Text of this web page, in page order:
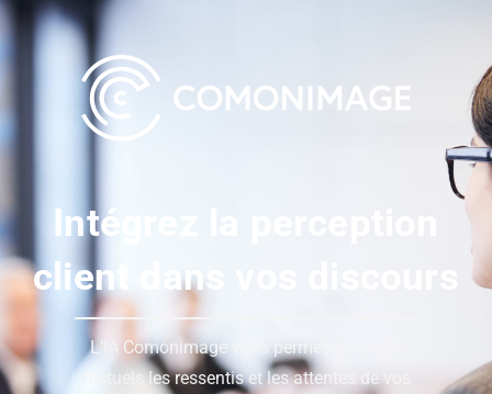
Intégrez la perception
client dans vos discours
L’IA Comonimage vous permet de rendre
factuels les ressentis et les attentes de vos